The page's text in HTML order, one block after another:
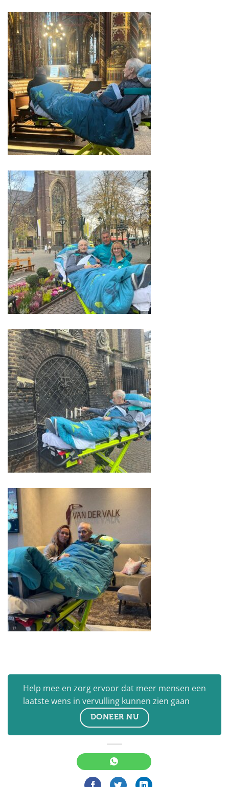
Help mee en zorg ervoor dat meer mensen een
laatste wens in vervulling kunnen zien gaan
DONEER NU